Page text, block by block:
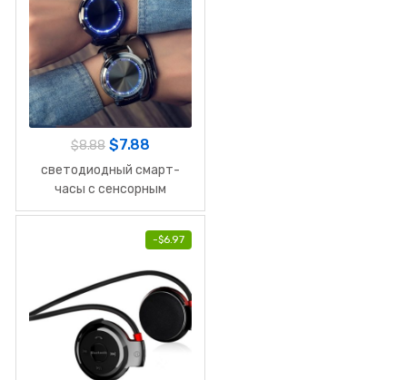
$8.88 $7.88
светодиодный cмарт-
часы с сенсорным
экраном
-$6.97